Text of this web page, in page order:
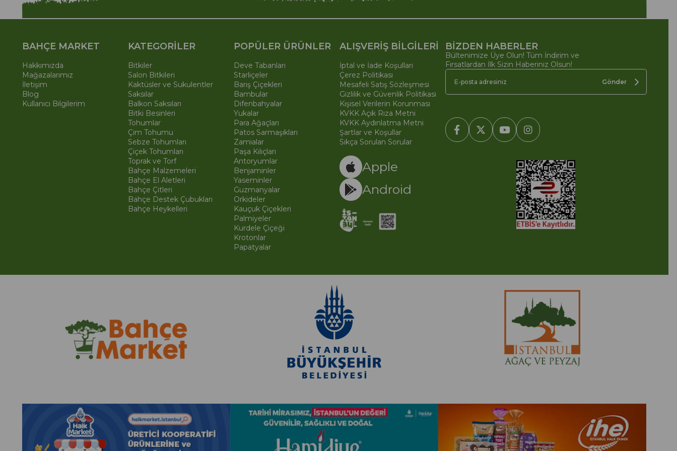
BAHÇE MARKET
Hakkımızda
Mağazalarımız
İletişim
Blog
Kullanıcı Bilgilerim
KATEGORİLER
Bitkiler
Salon Bitkileri
Kaktüsler ve Sukulentler
Saksılar
Balkon Saksıları
Bitki Besinleri
Tohumlar
Çim Tohumu
Sebze Tohumları
Çiçek Tohumları
Toprak ve Torf
Bahçe Malzemeleri
Bahçe El Aletleri
Bahçe Çitleri
Bahçe Destek Çubukları
Bahçe Heykelleri
POPÜLER ÜRÜNLER
Deve Tabanları
Starliçeler
Barış Çiçekleri
Bambular
Difenbahyalar
Yukalar
Para Ağaçları
Patos Sarmaşıkları
Zamialar
Paşa Kılıçları
Antoryumlar
Benjaminler
Yaseminler
Guzmanyalar
Orkideler
Kauçuk Çiçekleri
Palmiyeler
Kurdele Çiçeği
Krotonlar
Papatyalar
ALIŞVERİŞ BİLGİLERİ
İptal ve İade Koşulları
Çerez Politikası
Mesafeli Satış Sözleşmesi
Gizlilik ve Güvenlik Politikası
Kişisel Verilerin Korunması
KVKK Açık Rıza Metni
KVKK Aydınlatma Metni
Şartlar ve Koşullar
Sıkça Sorulan Sorular
Apple
Android
BİZDEN HABERLER
Bültenimize Üye Olun! Tüm İndirim ve
Fırsatlardan İlk Sizin Haberiniz Olsun!
Gönder